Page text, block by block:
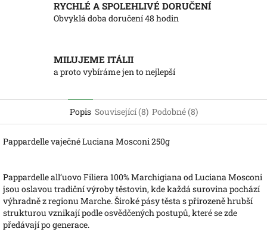
RYCHLÉ A SPOLEHLIVÉ DORUČENÍ
Obvyklá doba doručení 48 hodin
MILUJEME ITÁLII
a proto vybíráme jen to nejlepší
Popis Související (8) Podobné (8)
Pappardelle vaječné Luciana Mosconi 250g
Pappardelle all’uovo Filiera 100% Marchigiana od Luciana Mosconi
jsou oslavou tradiční výroby těstovin, kde každá surovina pochází
výhradně z regionu Marche. Široké pásy těsta s přirozeně hrubší
strukturou vznikají podle osvědčených postupů, které se zde
předávají po generace.